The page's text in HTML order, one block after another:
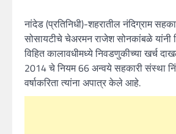
नांदेड (प्रतिनिधी)-शहरातील नंदिग्राम
सोसायटीचे चेअरमन राजेश सोनकांबळे यांनी
विहित कालावधीमध्ये निवडणुकीच्या खर्च
2014 चे नियम 66 अन्वये सहकारी संस्था
वर्षाकरिता त्यांना अपात्र केले आहे.